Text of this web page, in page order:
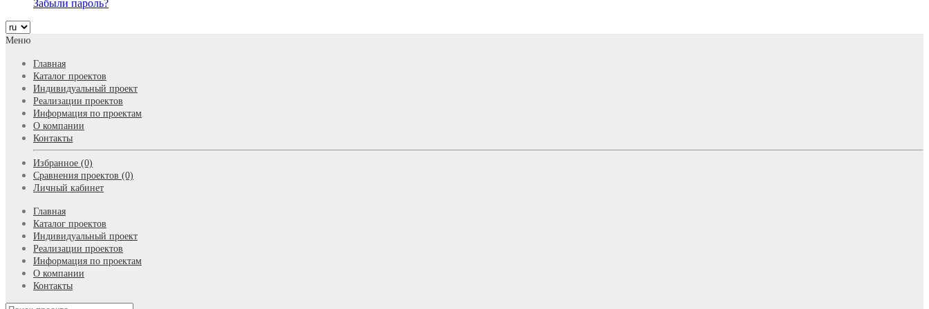
Забыли пароль?
Меню
Главная
Каталог проектов
Индивидуальный проект
Реализации проектов
Информация по проектам
О компании
Контакты
Избранное (0)
Сравнения проектов (0)
Личный кабинет
Главная
Каталог проектов
Индивидуальный проект
Реализации проектов
Информация по проектам
О компании
Контакты